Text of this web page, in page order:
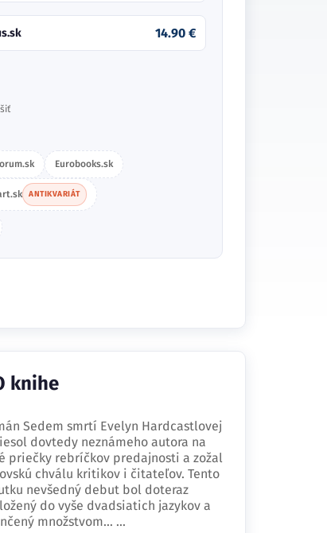
14.90 €
Eurobooks.sk
ANTIKVARIÁT
knihe
Sedem smrtí Evelyn Hardcastlovej
dovtedy neznámeho autora na
priečky rebríčkov predajnosti a zožal
chválu kritikov i čitateľov. Tento
nevšedný debut bol doteraz
do vyše dvadsiatich jazykov a
množstvom… ...